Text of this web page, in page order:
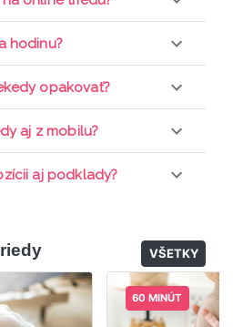
prebieha priamo cez
hodinu?
a je k dispozícií po dobu 7
opakovať?
stačí sledovať ponuku
aj z mobilu?
je možné aj cez mobil,
aj podklady?
VŠETKY
60 MINÚT